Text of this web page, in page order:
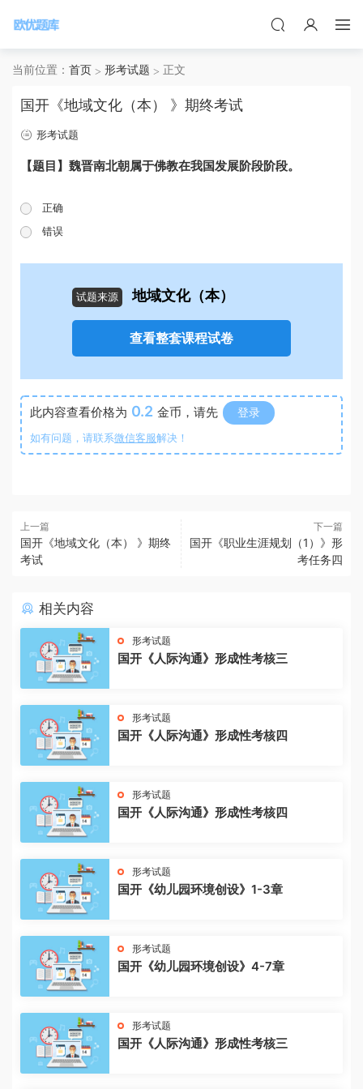
当前位置： 首页 形考试题 正文
国开《地域文化（本） 》期终考试
形考试题
【题目】魏晋南北朝属于佛教在我国发展阶段阶段。
正确
错误
试题来源 地域文化（本）
查看整套课程试卷
此内容查看价格为 0.2 金币，请先 登录
如有问题，请联系微信客服解决！
上一篇
国开《地域文化（本） 》期终
考试
下一篇
国开《职业生涯规划（1）》形
考任务四
相关内容
形考试题
国开《人际沟通》形成性考核三
形考试题
国开《人际沟通》形成性考核四
形考试题
国开《人际沟通》形成性考核四
形考试题
国开《幼儿园环境创设》1-3章
形考试题
国开《幼儿园环境创设》4-7章
形考试题
国开《人际沟通》形成性考核三